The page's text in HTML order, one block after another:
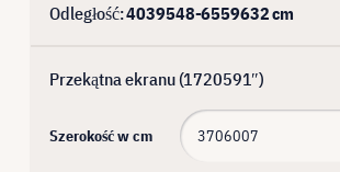
Odległość:4039548-6559632cm
Przekątna ekranu (1720591″)
Szerokość w cm